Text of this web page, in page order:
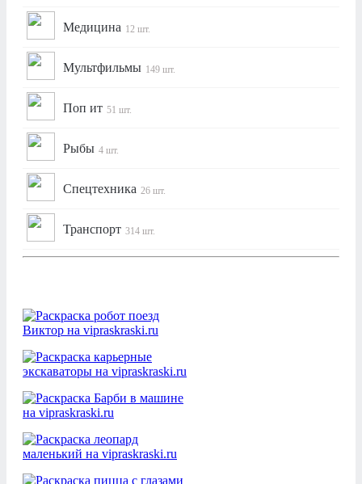
Медицина 12 шт.
Мультфильмы 149 шт.
Поп ит 51 шт.
Рыбы 4 шт.
Спецтехника 26 шт.
Транспорт 314 шт.